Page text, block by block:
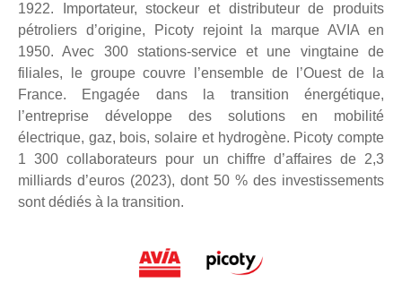
1922. Importateur, stockeur et distributeur de produits
pétroliers d’origine, Picoty rejoint la marque AVIA en
1950. Avec 300 stations-service et une vingtaine de
filiales, le groupe couvre l’ensemble de l’Ouest de la
France. Engagée dans la transition énergétique,
l’entreprise développe des solutions en mobilité
électrique, gaz, bois, solaire et hydrogène. Picoty compte
1 300 collaborateurs pour un chiffre d’affaires de 2,3
milliards d’euros (2023), dont 50 % des investissements
sont dédiés à la transition.